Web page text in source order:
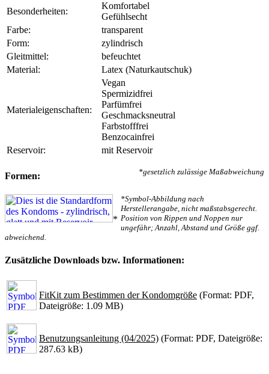
Besonderheiten:
Komfortabel
Gefühlsecht
Farbe:
transparent
Form:
zylindrisch
Gleitmittel:
befeuchtet
Material:
Latex (Naturkautschuk)
Materialeigenschaften:
Vegan
Spermizidfrei
Parfümfrei
Geschmacksneutral
Farbstofffrei
Benzocainfrei
Reservoir:
mit Reservoir
*gesetzlich zulässige Maßabweichung
Formen:
*
*Symbol-Abbildung nach
Herstellerangabe, nicht maßstabsgerecht.
Position von Rippen und Noppen nur
ungefähr; Anzahl, Abstand und Größe ggf.
abweichend.
Zusätzliche Downloads bzw. Informationen:
FitKit zum Bestimmen der Kondomgröße (Format: PDF,
Dateigröße: 1.09 MB)
Benutzungsanleitung (04/2025) (Format: PDF, Dateigröße:
287.63 kB)